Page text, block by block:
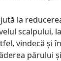
la
scalpului,
vindecă și
părului